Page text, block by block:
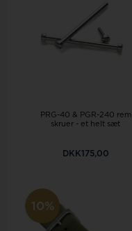
PRG-40 & PGR-240 rem
skruer - et helt sæt
DKK175,00
10%